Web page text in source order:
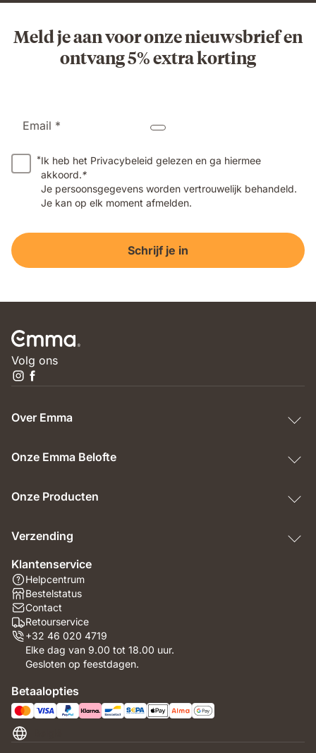
Meld je aan voor onze nieuwsbrief en
ontvang 5% extra korting
Email *
*Ik heb het Privacybeleid gelezen en ga hiermee
akkoord.*
Je persoonsgegevens worden vertrouwelijk behandeld.
Je kan op elk moment afmelden.
Schrijf je in
Volg ons
Over Emma
Onze Emma Belofte
Onze Producten
Verzending
Klantenservice
Helpcentrum
Bestelstatus
Contact
Retourservice
+32 46 020 4719
Elke dag van 9.00 tot 18.00 uur.
Gesloten op feestdagen.
Betaalopties